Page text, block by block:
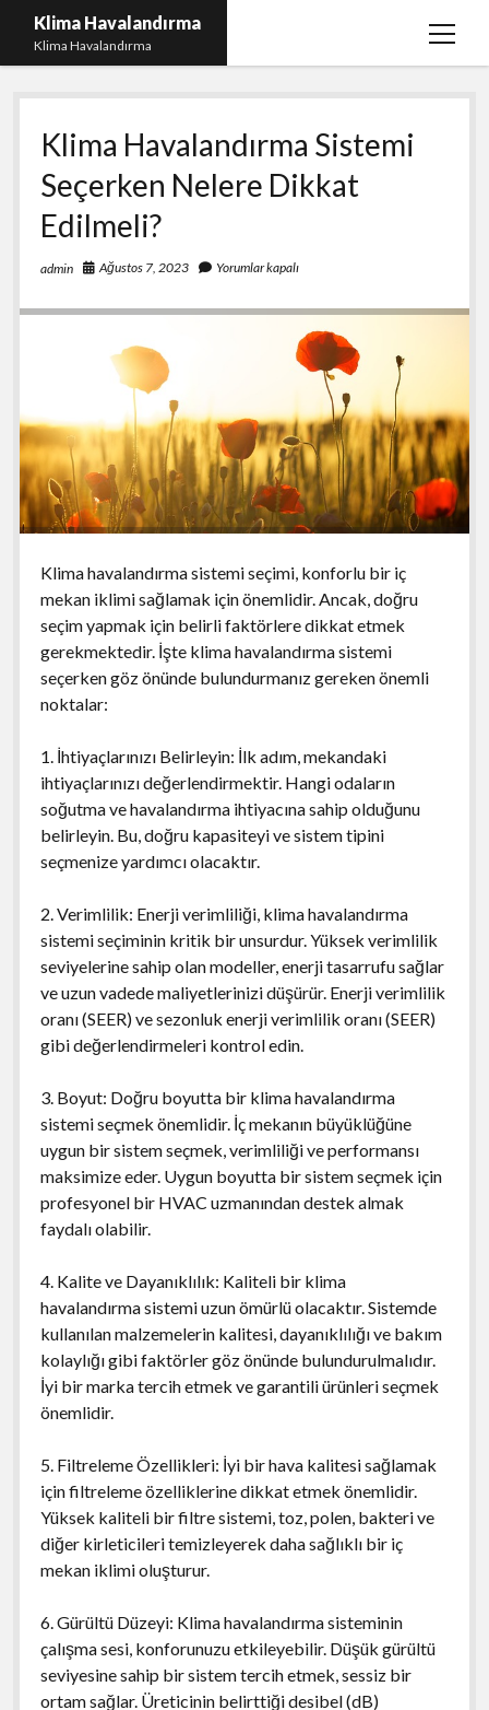
Klima Havalandırma
Klima Havalandırma
menüyü
Bedava Tiktok Takipçi Çoğaltma
Igtv Beğeni Gönderme Parasız
iPhone Instagram Gizli Hesap Görme Ücretsiz
Liste
Sayfa Listesi
Klima Havalandırma Sistemi
Seçerken Nelere Dikkat
Edilmeli?
admin Ağustos 7, 2023 Yorumlar kapalı
Klima havalandırma sistemi seçimi, konforlu bir iç
mekan iklimi sağlamak için önemlidir. Ancak, doğru
seçim yapmak için belirli faktörlere dikkat etmek
gerekmektedir. İşte klima havalandırma sistemi
seçerken göz önünde bulundurmanız gereken önemli
noktalar:
1. İhtiyaçlarınızı Belirleyin: İlk adım, mekandaki
ihtiyaçlarınızı değerlendirmektir. Hangi odaların
soğutma ve havalandırma ihtiyacına sahip olduğunu
belirleyin. Bu, doğru kapasiteyi ve sistem tipini
seçmenize yardımcı olacaktır.
2. Verimlilik: Enerji verimliliği, klima havalandırma
sistemi seçiminin kritik bir unsurdur. Yüksek verimlilik
seviyelerine sahip olan modeller, enerji tasarrufu sağlar
ve uzun vadede maliyetlerinizi düşürür. Enerji verimlilik
oranı (SEER) ve sezonluk enerji verimlilik oranı (SEER)
gibi değerlendirmeleri kontrol edin.
3. Boyut: Doğru boyutta bir klima havalandırma
sistemi seçmek önemlidir. İç mekanın büyüklüğüne
uygun bir sistem seçmek, verimliliği ve performansı
maksimize eder. Uygun boyutta bir sistem seçmek için
profesyonel bir HVAC uzmanından destek almak
faydalı olabilir.
4. Kalite ve Dayanıklılık: Kaliteli bir klima
havalandırma sistemi uzun ömürlü olacaktır. Sistemde
kullanılan malzemelerin kalitesi, dayanıklılığı ve bakım
kolaylığı gibi faktörler göz önünde bulundurulmalıdır.
İyi bir marka tercih etmek ve garantili ürünleri seçmek
önemlidir.
5. Filtreleme Özellikleri: İyi bir hava kalitesi sağlamak
için filtreleme özelliklerine dikkat etmek önemlidir.
Yüksek kaliteli bir filtre sistemi, toz, polen, bakteri ve
diğer kirleticileri temizleyerek daha sağlıklı bir iç
mekan iklimi oluşturur.
6. Gürültü Düzeyi: Klima havalandırma sisteminin
çalışma sesi, konforunuzu etkileyebilir. Düşük gürültü
seviyesine sahip bir sistem tercih etmek, sessiz bir
ortam sağlar. Üreticinin belirttiği desibel (dB)